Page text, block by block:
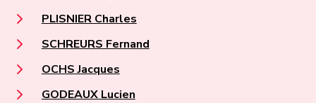
PLISNIER Charles
SCHREURS Fernand
OCHS Jacques
GODEAUX Lucien